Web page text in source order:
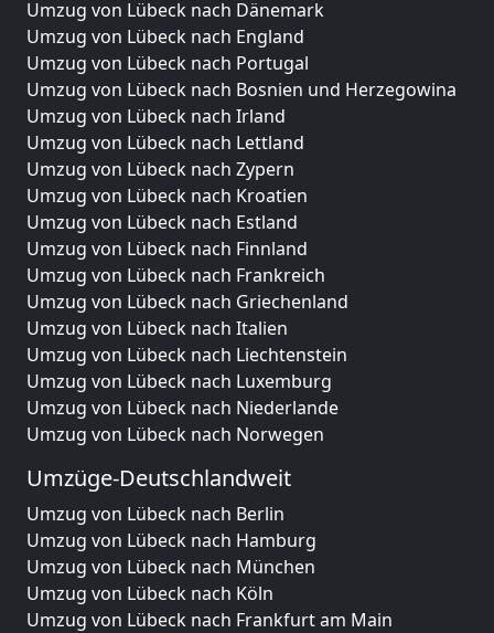
Umzug von Lübeck nach Dänemark
Umzug von Lübeck nach England
Umzug von Lübeck nach Portugal
Umzug von Lübeck nach Bosnien und Herzegowina
Umzug von Lübeck nach Irland
Umzug von Lübeck nach Lettland
Umzug von Lübeck nach Zypern
Umzug von Lübeck nach Kroatien
Umzug von Lübeck nach Estland
Umzug von Lübeck nach Finnland
Umzug von Lübeck nach Frankreich
Umzug von Lübeck nach Griechenland
Umzug von Lübeck nach Italien
Umzug von Lübeck nach Liechtenstein
Umzug von Lübeck nach Luxemburg
Umzug von Lübeck nach Niederlande
Umzug von Lübeck nach Norwegen
Umzüge-Deutschlandweit
Umzug von Lübeck nach Berlin
Umzug von Lübeck nach Hamburg
Umzug von Lübeck nach München
Umzug von Lübeck nach Köln
Umzug von Lübeck nach Frankfurt am Main